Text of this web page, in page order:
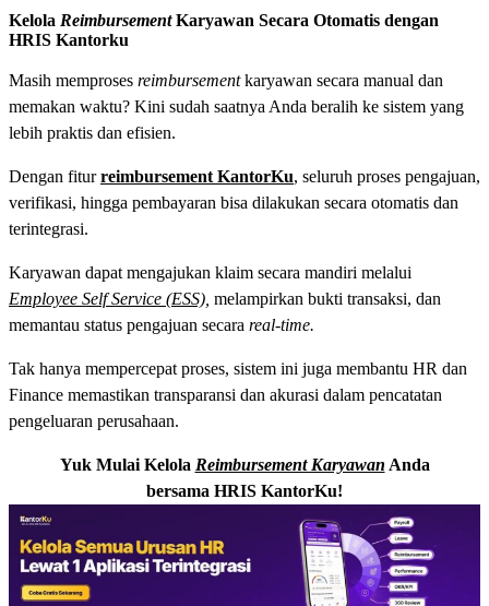
Kelola ReimbursementKaryawan Secara Otomatis dengan
HRIS Kantorku
Masih memproses reimbursementkaryawan secara manual dan
memakan waktu? Kini sudah saatnya Anda beralih ke sistem yang
lebih praktis dan efisien.
Dengan fiturreimbursement KantorKu, seluruh proses pengajuan,
verifikasi, hingga pembayaran bisa dilakukan secara otomatis dan
terintegrasi.
Karyawan dapat mengajukan klaim secara mandiri melalui
Employee Self Service (ESS), melampirkan bukti transaksi, dan
memantau status pengajuan secara real-time.
Tak hanya mempercepat proses, sistem ini juga membantu HR dan
Finance memastikan transparansi dan akurasi dalam pencatatan
pengeluaran perusahaan.
Yuk Mulai Kelola Reimbursement Karyawan Anda
bersama HRIS KantorKu!